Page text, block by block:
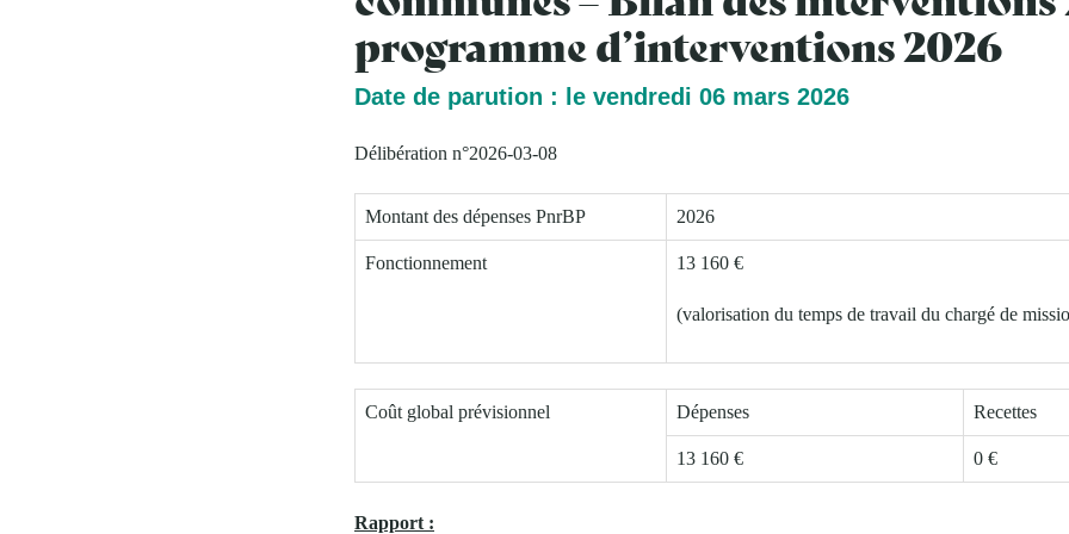
programme d’interventions 2026
Date de parution : le vendredi 06 mars 2026
Délibération n°2026-03-08
Montant des dépenses PnrBP 2026
Fonctionnement 13 160 €
(valorisation du temps de travail du chargé de
Coût global prévisionnel Dépenses Recettes
13 160 € 0 €
Rapport :